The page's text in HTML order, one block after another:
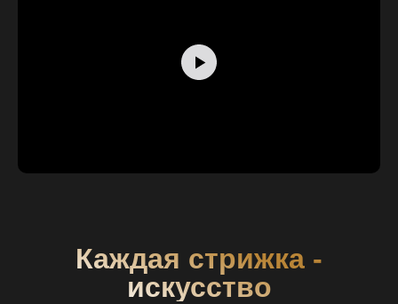
Каждая стрижка -
искусство